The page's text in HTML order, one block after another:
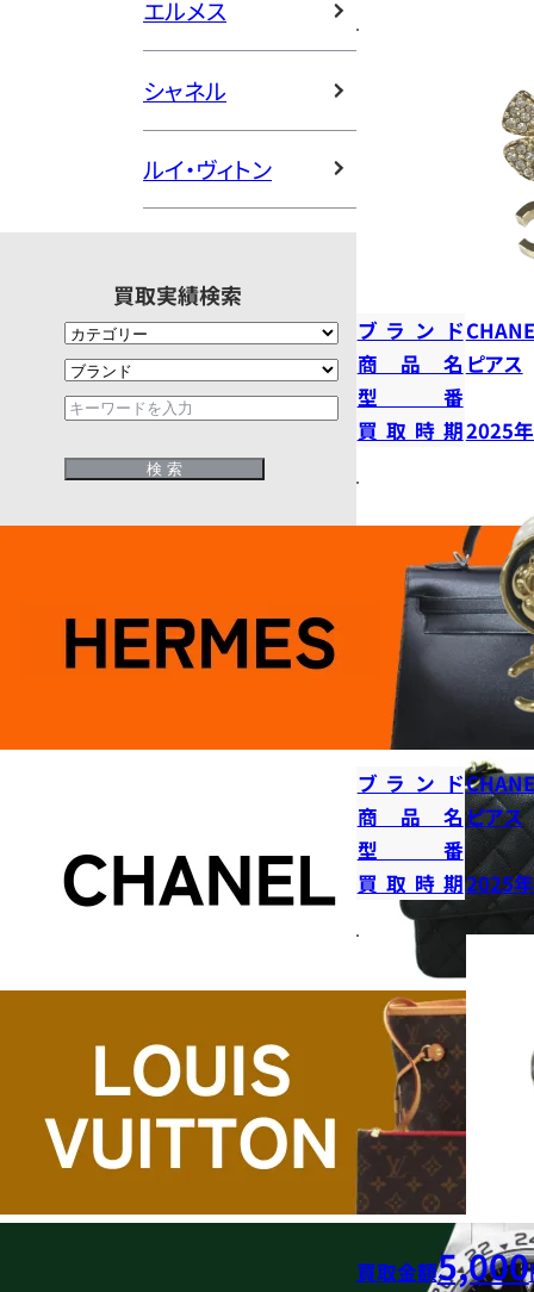
エルメス
シャネル
ルイ・ヴィトン
買取実績検索
ブランド
商品名 ピアス
型番
買取時期2025
ブランド
商品名ピアス
型番
買取時期2025
買取金額5,000